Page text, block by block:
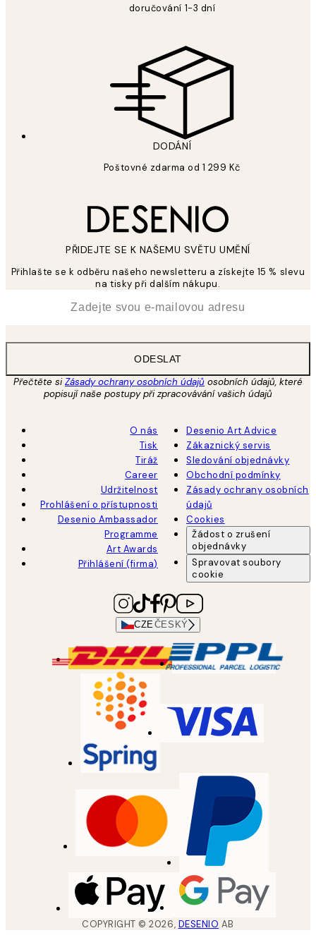
doručování 1-3 dní
DODÁNÍ
Poštovné zdarma od 1 299 Kč
PŘIDEJTE SE K NAŠEMU SVĚTU UMĚNÍ
Přihlašte se k odběru našeho newsletteru a získejte 15 % slevu
na tisky při dalším nákupu.
ODESLAT
Přečtěte siZásady ochrany osobních údajů osobních údajů, které
popisují naše postupy při zpracovávání vašich údajů
O nás
Tisk
Tiráž
Career
Udržitelnost
Prohlášení o přístupnosti
Desenio Ambassador
Programme
Art Awards
Přihlášení (firma)
Desenio Art Advice
Zákaznický servis
Sledování objednávky
Obchodní podmínky
Zásady ochrany osobních
údajů
Cookies
Žádost o zrušení
objednávky
Spravovat soubory
cookie
CZEČESKÝ
COPYRIGHT ©2026, DESENIO AB